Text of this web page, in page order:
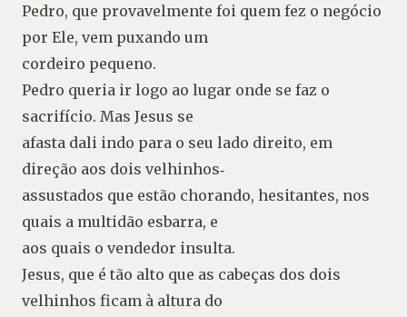
Pedro, que provavelmente foi quem fez o negócio
por Ele, vem puxando um
cordeiro pequeno.
Pedro queria ir logo ao lugar onde se faz o
sacrifício. Mas Jesus se
afasta dali indo para o seu lado direito, em
direção aos dois velhinhos‐
assustados que estão chorando, hesitantes, nos
quais a multidão esbarra, e
aos quais o vendedor insulta.
Jesus, que é tão alto que as cabeças dos dois
velhinhos ficam à altura do